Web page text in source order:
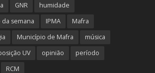
GNR
humidade
semana
IPMA
Mafra
Município de Mafra
música
UV
opinião
período
RCM